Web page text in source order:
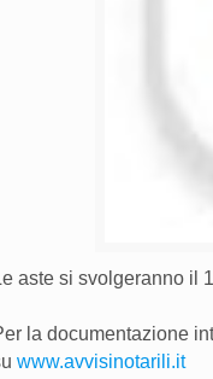
aste si svolgeranno il
la documentazione
www.avvisinotarili.it